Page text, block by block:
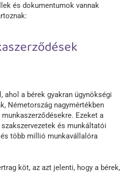
és dokumentumok vannak
ahol a bérek gyakran ügynökségi
Németország nagymértékben
Ezeket a
és munkáltatói
több millió munkavállalóra
köt, az azt jelenti, hogy a bérek,